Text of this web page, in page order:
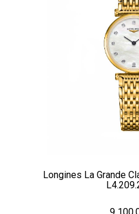
Longines La Grande